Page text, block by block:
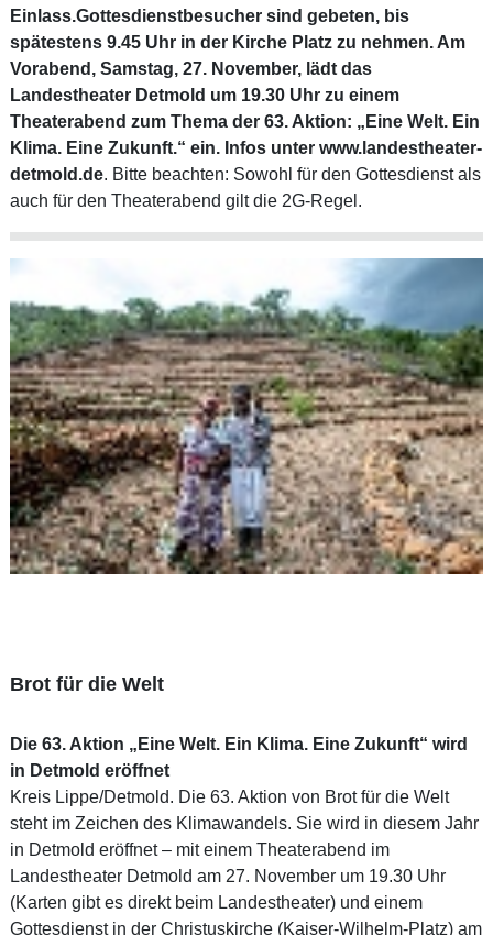
Einlass.Gottesdienstbesucher sind gebeten, bis
spätestens 9.45 Uhr in der Kirche Platz zu nehmen. Am
Vorabend, Samstag, 27. November, lädt das
Landestheater Detmold um 19.30 Uhr zu einem
Theaterabend zum Thema der 63. Aktion: „Eine Welt. Ein
Klima. Eine Zukunft.“ ein. Infos unter www.landestheater-
detmold.de. Bitte beachten: Sowohl für den Gottesdienst als
auch für den Theaterabend gilt die 2G-Regel.
Brot für die Welt
Die 63. Aktion „Eine Welt. Ein Klima. Eine Zukunft“ wird
in Detmold eröffnet
Kreis Lippe/Detmold. Die 63. Aktion von Brot für die Welt
steht im Zeichen des Klimawandels. Sie wird in diesem Jahr
in Detmold eröffnet – mit einem Theaterabend im
Landestheater Detmold am 27. November um 19.30 Uhr
(Karten gibt es direkt beim Landestheater) und einem
Gottesdienst in der Christuskirche (Kaiser-Wilhelm-Platz) am